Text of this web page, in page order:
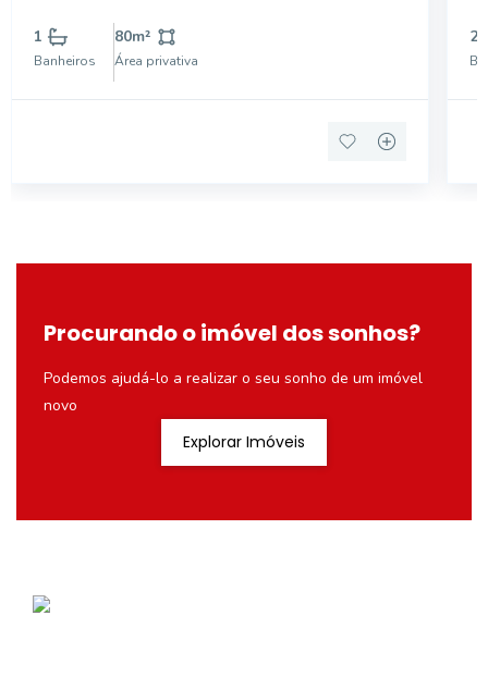
1
Banheiros
80m²
Área privativa
2
Procurando o imóvel dos sonhos?
Podemos ajudá-lo a realizar o seu sonho de um imóvel
novo
Explorar Imóveis